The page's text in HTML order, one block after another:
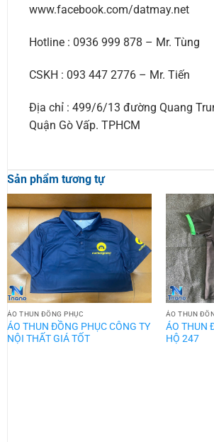
www.facebook.com/datmay.net
Hotline : 0936 999 878 – Mr. Tùng
CSKH : 093 447 2776 – Mr. Tiến
Địa chỉ : 499/6/13 đường Quang
Quận Gò Vấp. TPHCM
Sản phẩm tương tự
ÁO THUN ĐỒNG PHỤC
ÁO THUN ĐỒNG PHỤC CÔNG TY
NỘI THẤT GIÁ TỐT
ÁO THUN
ÁO THUN
HỘ 247